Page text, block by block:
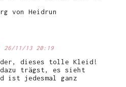
von Heidrun
26/11/13 20:19
dieses tolle Kleid!
dazu trägst, es sieht
ist jedesmal ganz